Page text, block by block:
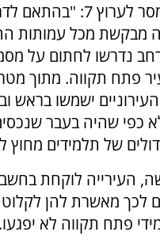
מעירית פתח תקווה נמסר לערוץ 7:
מבקשת מכל עמותות
נדרשו לחתום על
פתח תקווה. מתוך
ישמשו בראש
כפי שהיה בעבר
של תלמידים מחוץ
העירייה לוקחת
לכך מאשרת להן לקלוט
פתח תקווה לא יפגעו.